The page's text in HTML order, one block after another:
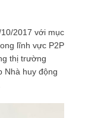
2017 với mục
lĩnh vực P2P
thị trường
Nhà huy động